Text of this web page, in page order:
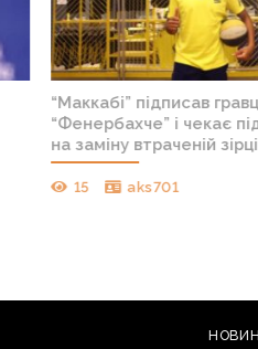
“Маккабі” підписав
“Фенербахче” і чекає
на заміну втраченій зірці
15 aks701